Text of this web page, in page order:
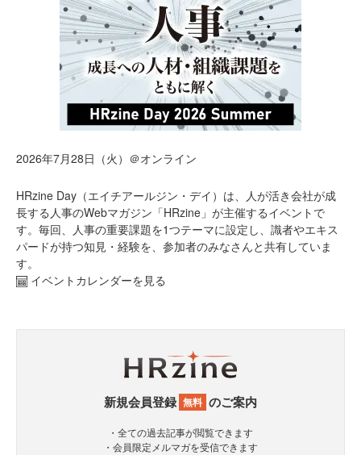
2026年7月28日（火）＠オンライン
HRzine Day（エイチアールジン・デイ）は、人が活き会社が成
長する人事のWebマガジン「HRzine」が主催するイベントで
す。毎回、人事の重要課題を1つテーマに設定し、識者やエキス
パードが持つ知見・経験を、参加者のみなさんと共有していま
す。
イベントカレンダーを見る
新規会員登録 無料 のご案内
・全ての過去記事が閲覧できます
・会員限定メルマガを受信できます